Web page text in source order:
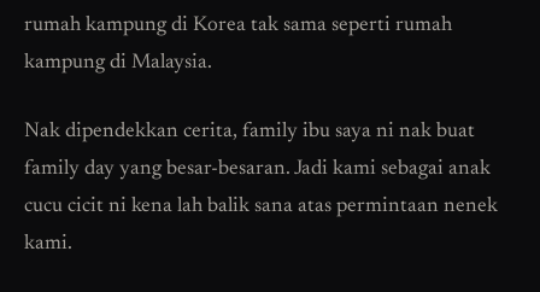
rumah kampung di Korea tak sama seperti rumah
kampung di Malaysia.
Nak dipendekkan cerita, family ibu saya ni nak buat
family day yang besar-besaran. Jadi kami sebagai anak
cucu cicit ni kena lah balik sana atas permintaan nenek
kami.